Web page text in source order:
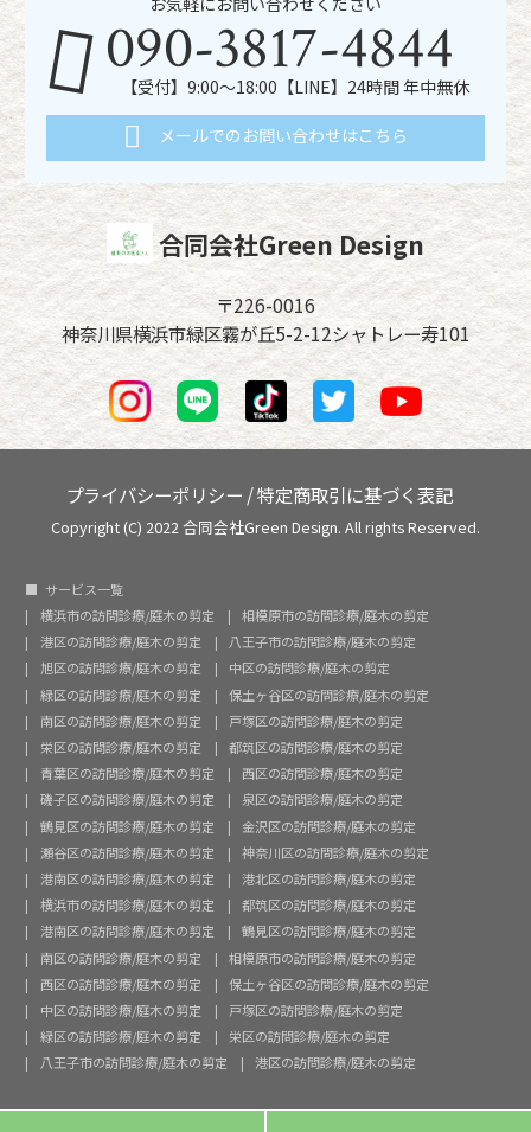
090-3817-4844
【受付】9:00～18:00【LINE】24時間 年中無休
メールでのお問い合わせはこちら
合同会社Green Design
〒226-0016
神奈川県横浜市緑区霧が丘5-2-12シャトレー寿101
プライバシーポリシー /特定商取引に基づく表記
Copyright (C) 2022 合同会社Green Design. All rights Reserved.
サービス一覧
横浜市の訪問診療/庭木の剪定
相模原市の訪問診療/庭木の剪定
港区の訪問診療/庭木の剪定
八王子市の訪問診療/庭木の剪定
旭区の訪問診療/庭木の剪定
中区の訪問診療/庭木の剪定
緑区の訪問診療/庭木の剪定
保土ヶ谷区の訪問診療/庭木の剪定
南区の訪問診療/庭木の剪定
戸塚区の訪問診療/庭木の剪定
栄区の訪問診療/庭木の剪定
都筑区の訪問診療/庭木の剪定
青葉区の訪問診療/庭木の剪定
西区の訪問診療/庭木の剪定
磯子区の訪問診療/庭木の剪定
泉区の訪問診療/庭木の剪定
鶴見区の訪問診療/庭木の剪定
金沢区の訪問診療/庭木の剪定
瀬谷区の訪問診療/庭木の剪定
神奈川区の訪問診療/庭木の剪定
港南区の訪問診療/庭木の剪定
港北区の訪問診療/庭木の剪定
横浜市の訪問診療/庭木の剪定
都筑区の訪問診療/庭木の剪定
港南区の訪問診療/庭木の剪定
鶴見区の訪問診療/庭木の剪定
南区の訪問診療/庭木の剪定
相模原市の訪問診療/庭木の剪定
西区の訪問診療/庭木の剪定
保土ヶ谷区の訪問診療/庭木の剪定
中区の訪問診療/庭木の剪定
戸塚区の訪問診療/庭木の剪定
緑区の訪問診療/庭木の剪定
栄区の訪問診療/庭木の剪定
八王子市の訪問診療/庭木の剪定
港区の訪問診療/庭木の剪定